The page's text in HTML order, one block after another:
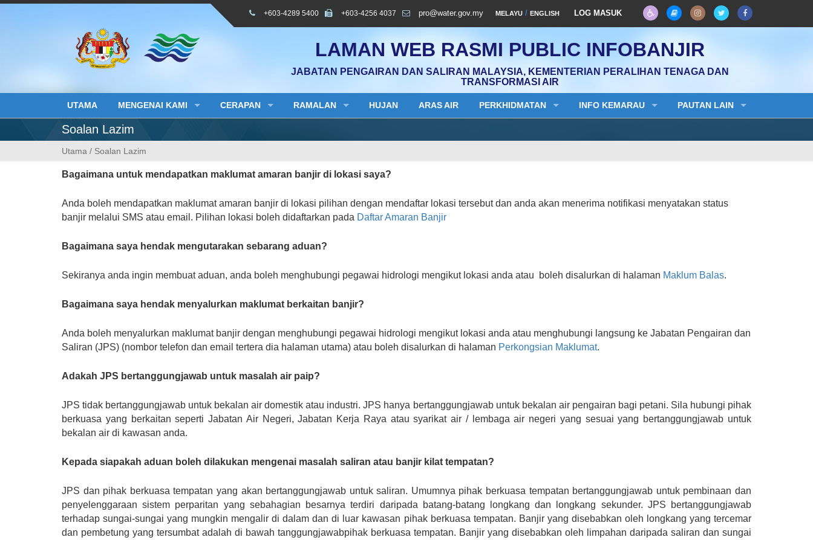
Skip
+603-4289 5400 +603-4256 4037 pro@water.gov.my MELAYU / ENGLISH LOG MASUK
LAMAN WEB RASMI PUBLIC INFOBANJIR
JABATAN PENGAIRAN DAN SALIRAN MALAYSIA, KEMENTERIAN PERALIHAN TENAGA DAN
TRANSFORMASI AIR
UTAMA MENGENAI KAMI CERAPAN RAMALAN HUJAN ARAS AIR PERKHIDMATAN INFO KEMARAU PAUTAN LAIN
Soalan Lazim
Utama / Soalan Lazim
Bagaimana untuk mendapatkan maklumat amaran banjir di lokasi saya?
Anda boleh mendapatkan maklumat amaran banjir di lokasi pilihan dengan mendaftar lokasi tersebut dan anda akan menerima notifikasi menyatakan status
banjir melalui SMS atau email. Pilihan lokasi boleh didaftarkan pada Daftar Amaran Banjir
Bagaimana saya hendak mengutarakan sebarang aduan?
Sekiranya anda ingin membuat aduan, anda boleh menghubungi pegawai hidrologi mengikut lokasi anda atau boleh disalurkan di halaman Maklum Balas.
Bagaimana saya hendak menyalurkan maklumat berkaitan banjir?
Anda boleh menyalurkan maklumat banjir dengan menghubungi pegawai hidrologi mengikut lokasi anda atau menghubungi langsung ke Jabatan Pengairan dan
Saliran (JPS) (nombor telefon dan email tertera dia halaman utama) atau boleh disalurkan di halaman Perkongsian Maklumat.
Adakah JPS bertanggungjawab untuk masalah air paip?
JPS tidak bertanggungjawab untuk bekalan air domestik atau industri. JPS hanya bertanggungjawab untuk bekalan air pengairan bagi petani. Sila hubungi pihak
berkuasa yang berkaitan seperti Jabatan Air Negeri, Jabatan Kerja Raya atau syarikat air / lembaga air negeri yang sesuai yang bertanggungjawab untuk
bekalan air di kawasan anda.
Kepada siapakah aduan boleh dilakukan mengenai masalah saliran atau banjir kilat tempatan?
JPS dan pihak berkuasa tempatan yang akan bertanggungjawab untuk saliran. Umumnya pihak berkuasa tempatan bertanggungjawab untuk pembinaan dan
penyelenggaraan sistem perparitan yang sebahagian besarnya terdiri daripada batang-batang longkang dan longkang sekunder. JPS bertanggungjawab
terhadap sungai-sungai yang mungkin mengalir di dalam dan di luar kawasan pihak berkuasa tempatan. Banjir yang disebabkan oleh longkang yang tercemar
dan pembetung yang tersumbat adalah di bawah tanggungjawabpihak berkuasa tempatan. Banjir yang disebabkan oleh limpahan daripada saliran dan sungai